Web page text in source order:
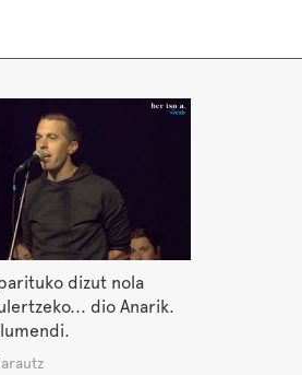
dizut nola
dio Anarik.